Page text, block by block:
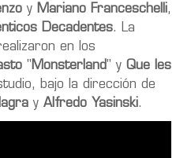
y Mariano Franceschelli,
Decadentes. La
en los
" Monsterland" y Que les
bajo la dirección de
y Alfredo Yasinski.